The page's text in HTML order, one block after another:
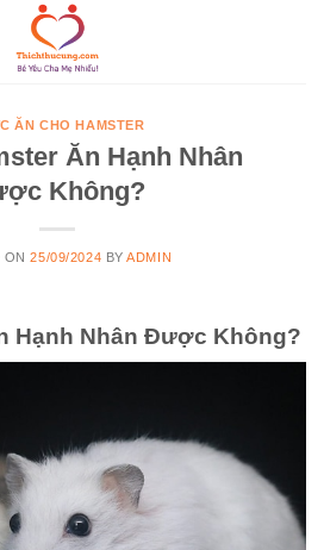
ĂN CHO HAMSTER
Ăn Hạnh Nhân
Không?
ON25/09/2024 BYADMIN
Hạnh Nhân Được Không?